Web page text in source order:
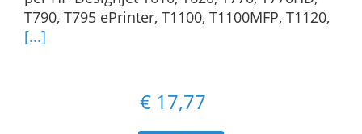
T790, T795 ePrinter, T1100, T1100MFP, T1120,
[...]
€ 17,77